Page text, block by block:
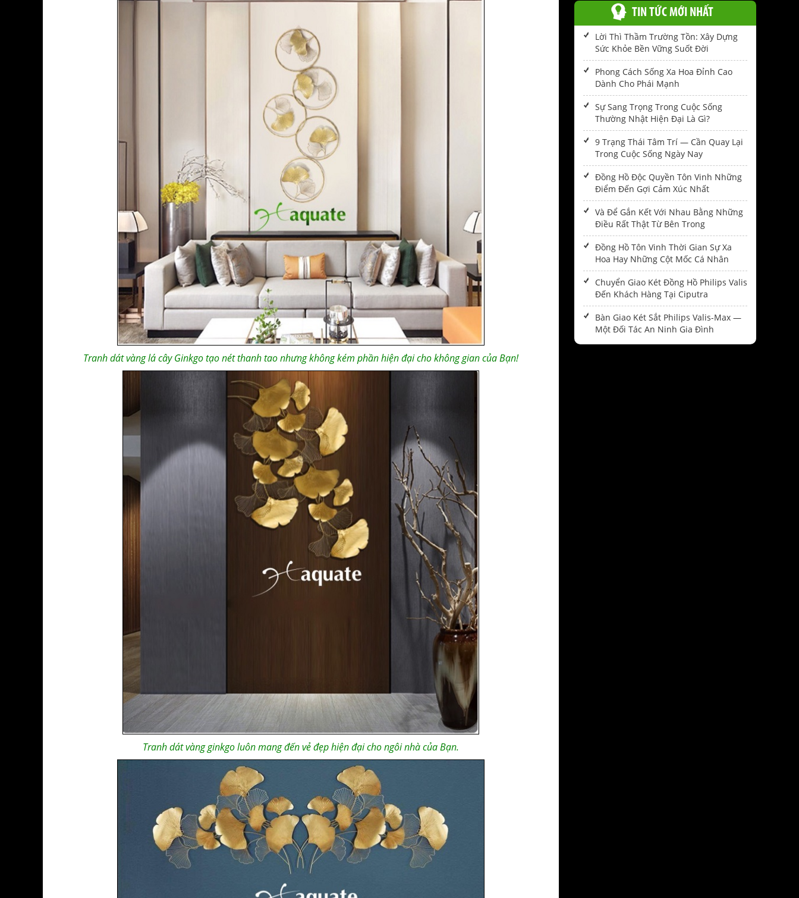
Tranh dát vàng lá cây Ginkgo tạo nét thanh tao nhưng không kém phần hiện đại cho không gian của Bạn!
Tranh dát vàng ginkgo luôn mang đến vẻ đẹp hiện đại cho ngôi nhà của Bạn.
TIN TỨC MỚI NHẤT
Lời Thì Thầm Trường Tồn: Xây Dựng
Sức Khỏe Bền Vững Suốt Đời
Phong Cách Sống Xa Hoa Đỉnh Cao
Dành Cho Phái Mạnh
Sự Sang Trọng Trong Cuộc Sống
Thường Nhật Hiện Đại Là Gì?
9 Trạng Thái Tâm Trí — Cần Quay Lại
Trong Cuộc Sống Ngày Nay
Đồng Hồ Độc Quyền Tôn Vinh Những
Điểm Đến Gợi Cảm Xúc Nhất
Và Để Gắn Kết Với Nhau Bằng Những
Điều Rất Thật Từ Bên Trong
Đồng Hồ Tôn Vinh Thời Gian Sự Xa
Hoa Hay Những Cột Mốc Cá Nhân
Chuyển Giao Két Đồng Hồ Philips Valis
Đến Khách Hàng Tại Ciputra
Bàn Giao Két Sắt Philips Valis-Max —
Một Đối Tác An Ninh Gia Đình